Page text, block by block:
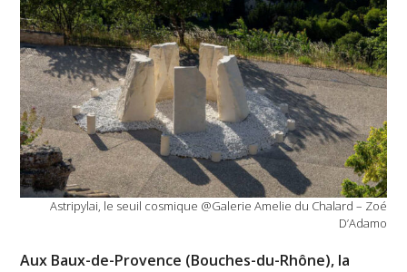
Astripylai, le seuil cosmique @Galerie Amelie du Chalard – Zoé
D’Adamo
Aux Baux-de-Provence (Bouches-du-Rhône), la